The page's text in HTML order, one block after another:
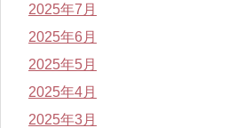
2025年7月
2025年6月
2025年5月
2025年4月
2025年3月